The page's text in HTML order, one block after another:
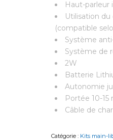
Haut-parleur
Utilisation
(compatible
Système
Système de
2W
Batterie
Autonomie
Portée 10-15
Câble de
Catégorie : Kits main-